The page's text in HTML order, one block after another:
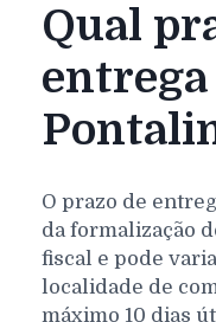
Qual
O prazo de
da formalização
fiscal e pode
localidade de
máximo 10 dias